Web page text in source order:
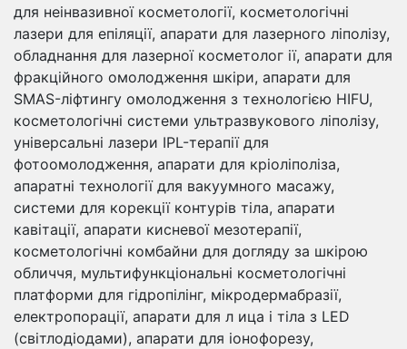
для неінвазивної косметології, косметологічні
лазери для епіляції, апарати для лазерного ліполізу,
обладнання для лазерної косметолог ії, апарати для
фракційного омолодження шкіри, апарати для
SMAS-ліфтингу омолодження з технологією HIFU,
косметологічні системи ультразвукового ліполізу,
універсальні лазери IPL-терапії для
фотоомолодження, апарати для кріоліполіза,
апаратні технології для вакуумного масажу,
системи для корекції контурів тіла, апарати
кавітації, апарати кисневої мезотерапії,
косметологічні комбайни для догляду за шкірою
обличчя, мультифункціональні косметологічні
платформи для гідропілінг, мікродермабразії,
електропорації, апарати для л ица і тіла з LED
(світлодіодами), апарати для іонофорезу,